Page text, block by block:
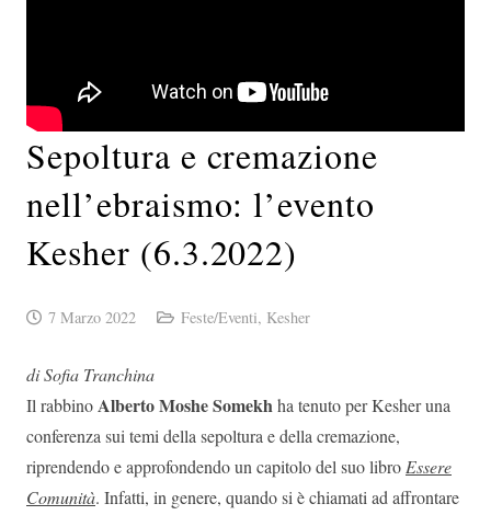
Sepoltura e cremazione
nell’ebraismo: l’evento
Kesher (6.3.2022)
7 Marzo 2022 Feste/Eventi, Kesher
di Sofia Tranchina
Il rabbinoAlberto Moshe Somekhha tenuto per Kesher una
conferenza sui temi della sepoltura e della cremazione,
riprendendo e approfondendo un capitolo del suo libro Essere
Comunità. Infatti, in genere, quando si è chiamati ad affrontare